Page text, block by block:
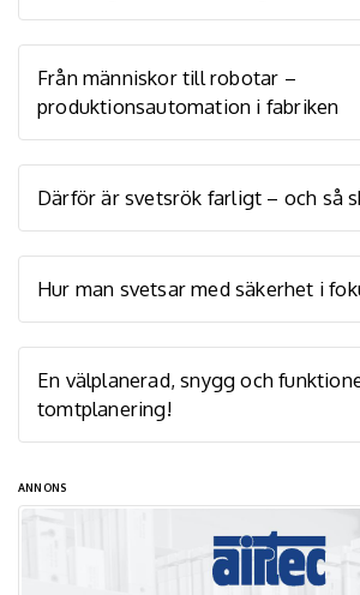
Från människor till robotar –
produktionsautomation i fabriken
Därför är svetsrök farligt – och så
Hur man svetsar med säkerhet i
En välplanerad, snygg och
tomtplanering!
ANNONS